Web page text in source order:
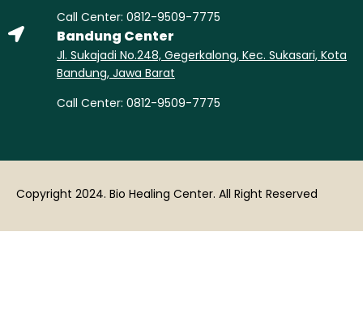
Call Center: 0812-9509-7775
Bandung Center
Jl. Sukajadi No.248, Gegerkalong, Kec. Sukasari, Kota
Bandung, Jawa Barat
Call Center: 0812-9509-7775
Copyright 2024. Bio Healing Center. All Right Reserved